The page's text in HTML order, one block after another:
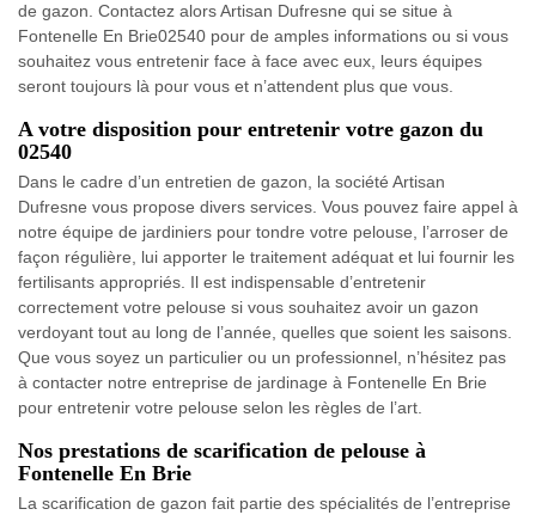
de gazon. Contactez alors Artisan Dufresne qui se situe à
Fontenelle En Brie02540 pour de amples informations ou si vous
souhaitez vous entretenir face à face avec eux, leurs équipes
seront toujours là pour vous et n’attendent plus que vous.
A votre disposition pour entretenir votre gazon du
02540
Dans le cadre d’un entretien de gazon, la société Artisan
Dufresne vous propose divers services. Vous pouvez faire appel à
notre équipe de jardiniers pour tondre votre pelouse, l’arroser de
façon régulière, lui apporter le traitement adéquat et lui fournir les
fertilisants appropriés. Il est indispensable d’entretenir
correctement votre pelouse si vous souhaitez avoir un gazon
verdoyant tout au long de l’année, quelles que soient les saisons.
Que vous soyez un particulier ou un professionnel, n’hésitez pas
à contacter notre entreprise de jardinage à Fontenelle En Brie
pour entretenir votre pelouse selon les règles de l’art.
Nos prestations de scarification de pelouse à
Fontenelle En Brie
La scarification de gazon fait partie des spécialités de l’entreprise